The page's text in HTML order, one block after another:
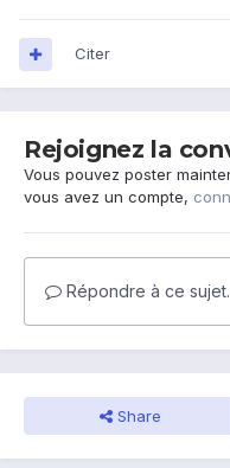
Citer
Rejoignez la
Vous pouvez poster
vous avez un compte,
Répondre à ce
Share